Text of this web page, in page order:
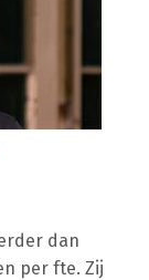
dan
per fte. Zij